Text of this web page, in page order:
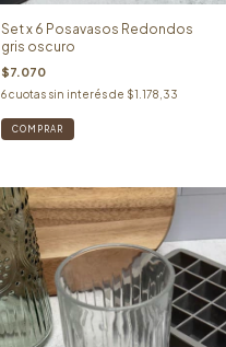
Set x 6 Posavasos Redondos
gris oscuro
$7.070
6 cuotas sin interés de $1.178,33